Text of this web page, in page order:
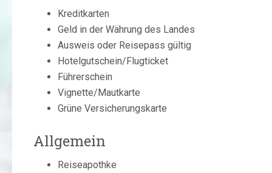
Kreditkarten
Geld in der Währung des Landes
Ausweis oder Reisepass gültig
Hotelgutschein/Flugticket
Führerschein
Vignette/Mautkarte
Grüne Versicherungskarte
Allgemein
Reiseapothke